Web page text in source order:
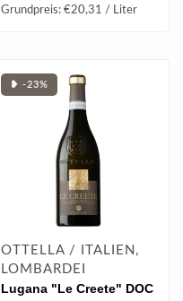
Grundpreis: €20,31 / Liter
❥ -23%
OTTELLA / ITALIEN,
LOMBARDEI
Lugana "Le Creete" DOC